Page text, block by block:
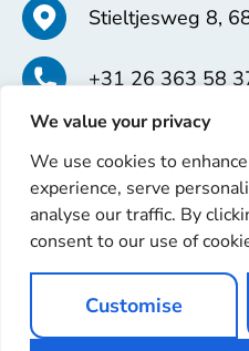
We value your privacy
We use cookies to
experience, serve
analyse our traffic. By
consent to our use of
Customise
Stieltjesweg 8,
+31 26 363 58
info@erren.com
Copyright © 2025 Erren
voorbehouden